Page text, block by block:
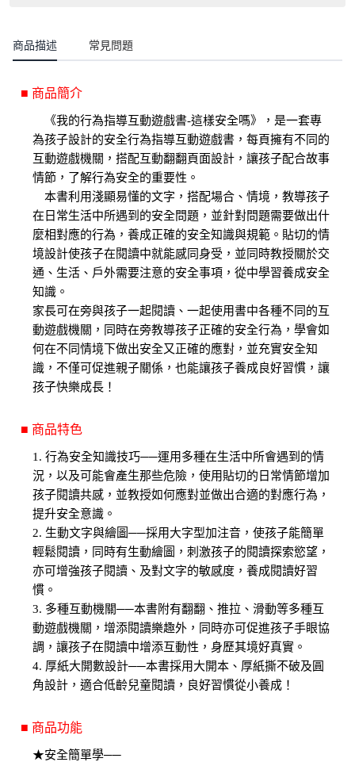
商品描述 常見問題
■ 商品簡介
《我的行為指導互動遊戲書-這樣安全嗎》，是一套專
為孩子設計的安全行為指導互動遊戲書，每頁擁有不同的
互動遊戲機關，搭配互動翻翻頁面設計，讓孩子配合故事
情節，了解行為安全的重要性。
本書利用淺顯易懂的文字，搭配場合、情境，教導孩子
在日常生活中所遇到的安全問題，並針對問題需要做出什
麼相對應的行為，養成正確的安全知識與規範。貼切的情
境設計使孩子在閱讀中就能感同身受，並同時教授關於交
通、生活、戶外需要注意的安全事項，從中學習養成安全
知識。
家長可在旁與孩子一起閱讀、一起使用書中各種不同的互
動遊戲機關，同時在旁教導孩子正確的安全行為，學會如
何在不同情境下做出安全又正確的應對，並充實安全知
識，不僅可促進親子關係，也能讓孩子養成良好習慣，讓
孩子快樂成長！
■ 商品特色
1. 行為安全知識技巧──運用多種在生活中所會遇到的情
況，以及可能會產生那些危險，使用貼切的日常情節增加
孩子閱讀共感，並教授如何應對並做出合適的對應行為，
提升安全意識。
2. 生動文字與繪圖──採用大字型加注音，使孩子能簡單
輕鬆閱讀，同時有生動繪圖，刺激孩子的閱讀探索慾望，
亦可增強孩子閱讀、及對文字的敏感度，養成閱讀好習
慣。
3. 多種互動機關──本書附有翻翻、推拉、滑動等多種互
動遊戲機關，增添閱讀樂趣外，同時亦可促進孩子手眼協
調，讓孩子在閱讀中增添互動性，身歷其境好真實。
4. 厚紙大開數設計──本書採用大開本、厚紙撕不破及圓
角設計，適合低齡兒童閱讀，良好習慣從小養成！
■ 商品功能
★安全簡單學──